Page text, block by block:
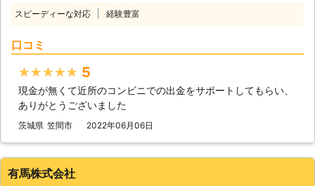
動かします 弊社はお客様の車を、ジ
とは、車にエンジンを動かす程度の電
送る用のジャンプスターターもしくは
ーで統一） ②ジャンプスターターを
ブースターケーブルでバッテリーに繋
ぐ ③ジャンプスターターでバッテリ
上がってしまいます。せっかく出かけ
繰り出したいですよね。車のバッテリ
におまかせください。 ●ジャンプス
スピーディーな対応 経験豊富
口コミ
★★★★★ 5
現金が無くて近所のコンビニでの出金をサポートしてもらい、
ありがとうございました
茨城県 笠間市 2022年06月06日
有馬株式会社